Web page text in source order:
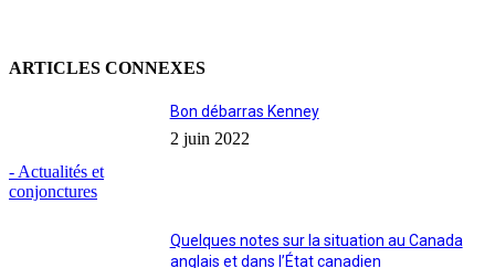
ARTICLES CONNEXES
- Actualités et
conjonctures
Bon débarras Kenney
2 juin 2022
Quelques notes sur la situation au Canada
anglais et dans l’État canadien